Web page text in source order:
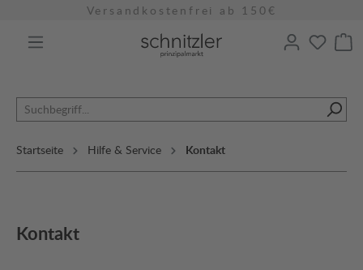
Versandkostenfrei ab 150€
Startseite Hilfe & Service Kontakt
Kontakt